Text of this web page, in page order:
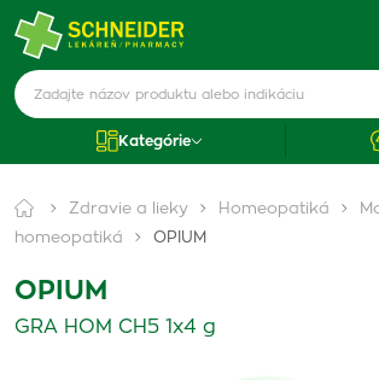
Kategórie
Zdravie a lieky Homeopatiká
homeopatiká
OPIUM
OPIUM
GRA HOM CH5 1x4 g